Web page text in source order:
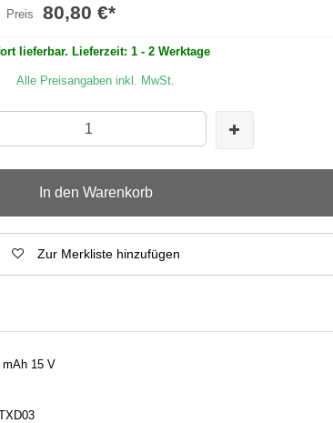
Preis 80,80 €*
lieferbar. Lieferzeit: 1 - 2 Werktage
Alle Preisangaben inkl. MwSt.
In den Warenkorb
Zur Merkliste hinzufügen
mAh 15 V